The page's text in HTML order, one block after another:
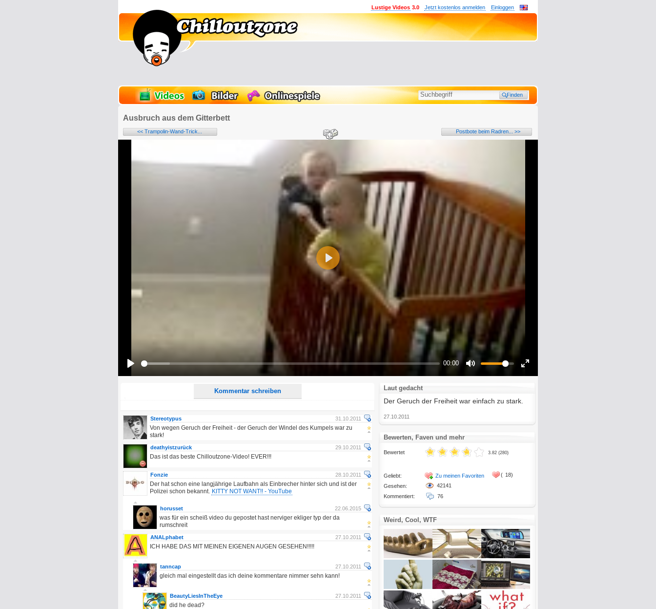
Einloggen
Jetzt kostenlos anmelden
Lustige Videos 3.0
Ausbruch aus dem Gitterbett
<< Trampolin-Wand-Trick... Postbote beim Radren... >>
00:00
Play
Kommentar schreiben
Kommentar:
Alle HTML-Tags außer <br>, <strike> und <i> werden aus Deinem Kommentar entfernt.
URLs werden automatisch umgewandelt. Bitte verwende "www." oder "http://" in URLs
Ich möchte eine E-Mail, wenn auf dieser Seite weitere Kommentare erscheinen.
31.10.2011
Stereotypus
Von wegen Geruch der Freiheit - der Geruch der Windel des Kumpels war zu
stark!
29.10.2011
deathyistzurück
Das ist das beste Chilloutzone-Video! EVER!!!
28.10.2011
Fonzie
Der hat schon eine langjährige Laufbahn als Einbrecher hinter sich und ist der
Polizei schon bekannt. KITTY NOT WANT!! - YouTube
22.06.2015
horusset
was für ein scheiß video du gepostet hast nerviger ekliger typ der da
rumschreit
27.10.2011
ANALphabet
ICH HABE DAS MIT MEINEN EIGENEN AUGEN GESEHEN!!!!!
27.10.2011
tanncap
gleich mal eingestellt das ich deine kommentare nimmer sehn kann!
27.10.2011
BeautyLiesInTheEye
did he dead?
Laut gedacht
Der Geruch der Freiheit war einfach zu stark.
27.10.2011
Bewerten, Faven und mehr
Bewertet
Geliebt:
Gesehen:
Kommentiert:
3.82 (280)
Zu meinen Favoriten
42141
76
( 18)
Weird, Cool, WTF